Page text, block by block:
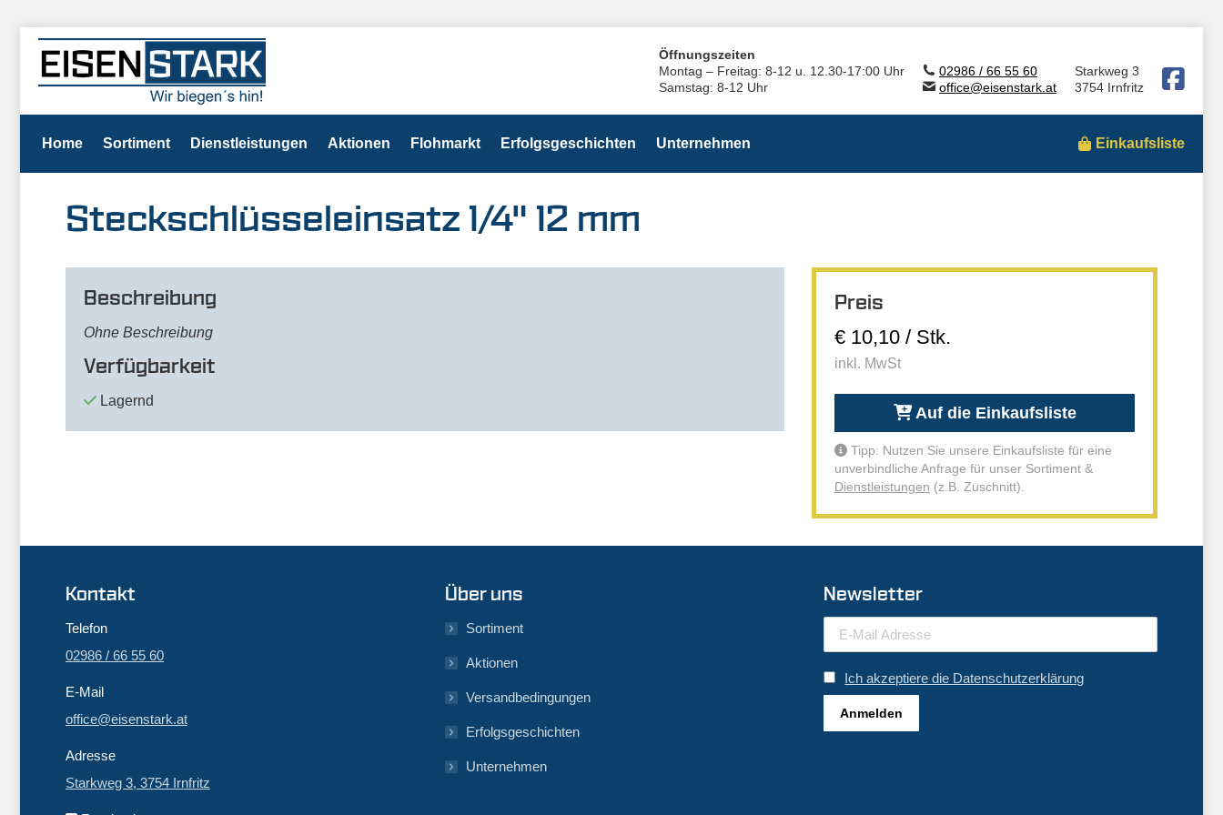
Öffnungszeiten
Montag – Freitag: 8-12 u. 12.30-17:00 Uhr
Samstag: 8-12 Uhr
02986 / 66 55 60
office@eisenstark.at
Starkweg 3
3754 Irnfritz
Home Sortiment Dienstleistungen Aktionen Flohmarkt Erfolgsgeschichten Unternehmen Einkaufsliste
Steckschlüsseleinsatz 1/4" 12 mm
Beschreibung
Ohne Beschreibung
Verfügbarkeit
Lagernd
Preis
€ 10,10 / Stk.
inkl. MwSt
Auf die Einkaufsliste
Tipp: Nutzen Sie unsere Einkaufsliste für eine
unverbindliche Anfrage für unser Sortiment &
Dienstleistungen (z.B. Zuschnitt).
Kontakt
Telefon
02986 / 66 55 60
E-Mail
office@eisenstark.at
Adresse
Starkweg 3, 3754 Irnfritz
Über uns
Sortiment
Aktionen
Versandbedingungen
Erfolgsgeschichten
Unternehmen
Newsletter
Ich akzeptiere die Datenschutzerklärung